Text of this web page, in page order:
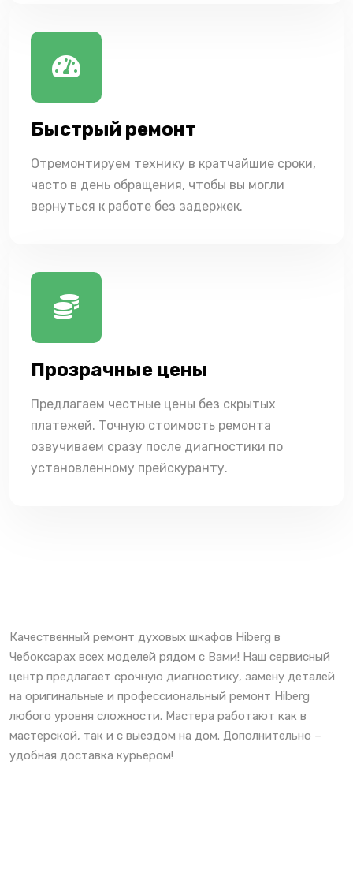
Быстрый ремонт
Отремонтируем технику в кратчайшие сроки,
часто в день обращения, чтобы вы могли
вернуться к работе без задержек.
Прозрачные цены
Предлагаем честные цены без скрытых
платежей. Точную стоимость ремонта
озвучиваем сразу после диагностики по
установленному прейскуранту.
Качественный ремонт духовых шкафов Hiberg в
Чебоксарах всех моделей рядом с Вами! Наш сервисный
центр предлагает срочную диагностику, замену деталей
на оригинальные и профессиональный ремонт Hiberg
любого уровня сложности. Мастера работают как в
мастерской, так и с выездом на дом. Дополнительно –
удобная доставка курьером!